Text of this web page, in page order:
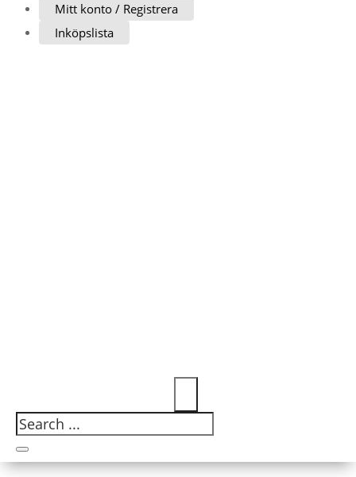
Mitt konto / Registrera
Inköpslista